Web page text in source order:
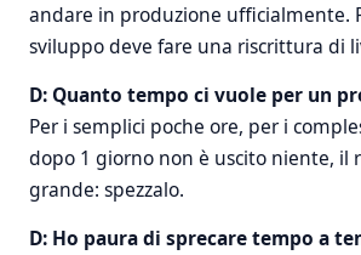
andare in produzione ufficialmente.
sviluppo deve fare una riscrittura di
D: Quanto tempo ci vuole per un
Per i semplici poche ore, per i
dopo 1 giorno non è uscito niente, il
grande: spezzalo.
D: Ho paura di sprecare tempo a